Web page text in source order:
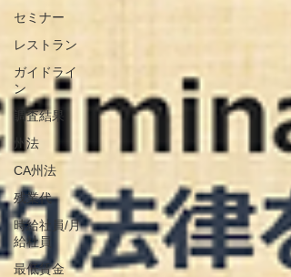
セミナー
レストラン
ガイドライ
ン
調査結果
州法
CA州法
残業代
時給社員/月
給社員
最低賃金